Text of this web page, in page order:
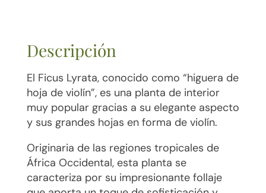
Descripción
El Ficus Lyrata, conocido como “higuera de
hoja de violín”, es una planta de interior
muy popular gracias a su elegante aspecto
y sus grandes hojas en forma de violín.
Originaria de las regiones tropicales de
África Occidental, esta planta se
caracteriza por su impresionante follaje